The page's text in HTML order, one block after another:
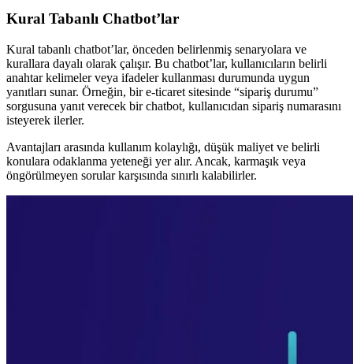
Kural Tabanlı Chatbot’lar
Kural tabanlı chatbot’lar, önceden belirlenmiş senaryolara ve
kurallara dayalı olarak çalışır. Bu chatbot’lar, kullanıcıların belirli
anahtar kelimeler veya ifadeler kullanması durumunda uygun
yanıtları sunar. Örneğin, bir e-ticaret sitesinde “sipariş durumu”
sorgusuna yanıt verecek bir chatbot, kullanıcıdan sipariş numarasını
isteyerek ilerler.
Avantajları arasında kullanım kolaylığı, düşük maliyet ve belirli
konulara odaklanma yeteneği yer alır. Ancak, karmaşık veya
öngörülmeyen sorular karşısında sınırlı kalabilirler.